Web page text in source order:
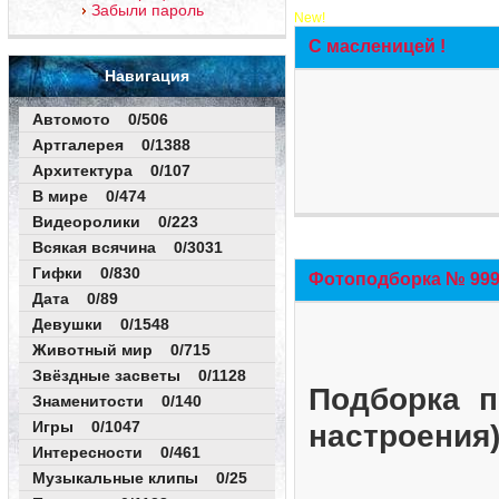
Забыли пароль
Навигация
Автомото 0/506
Артгалерея 0/1388
Архитектура 0/107
В мире 0/474
Видеоролики 0/223
Всякая всячина 0/3031
Гифки 0/830
Дата 0/89
Девушки 0/1548
Животный мир 0/715
Звёздные засветы 0/1128
Знаменитости 0/140
Игры 0/1047
Интересности 0/461
Музыкальные клипы 0/25
New!
С масленицей !
Фотоподборка №
Подборка